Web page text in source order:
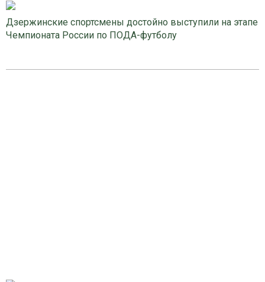
Дзержинские спортсмены достойно выступили на этапе
Чемпионата России по ПОДА-футболу